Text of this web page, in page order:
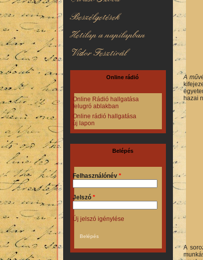
Beszélgetések
Hetilap a napilapban
Vidor Fesztivál
Online rádió
Online Rádió hallgatása
felugró ablakban
Online rádió hallgatása
új lapon
Belépés
Felhasználónév *
Jelszó *
Új jelszó igénylése
A
hazai
A